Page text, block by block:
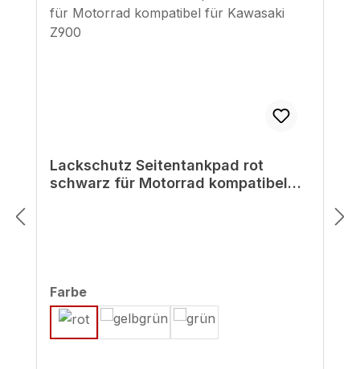
Lackschutz Seitentankpad rot
schwarz für Motorrad kompatibel
Farbeauswählen